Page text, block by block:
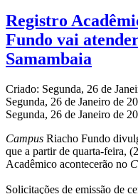
Registro
Fundo vai
Samambaia
Criado: Segunda, 26 de
Segunda, 26 de Janeiro de
Segunda, 26 de Janeiro de
Campus Riacho Fundo
que a partir de quarta-feira,
Acadêmico acontecerão no
Solicitações de emissão de